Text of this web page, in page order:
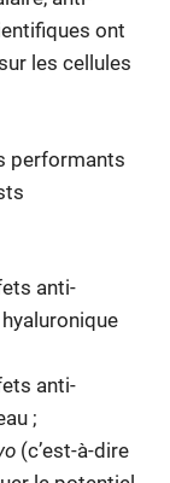
ont
les cellules
performants
anti-
anti-
;
(c’est-à-dire